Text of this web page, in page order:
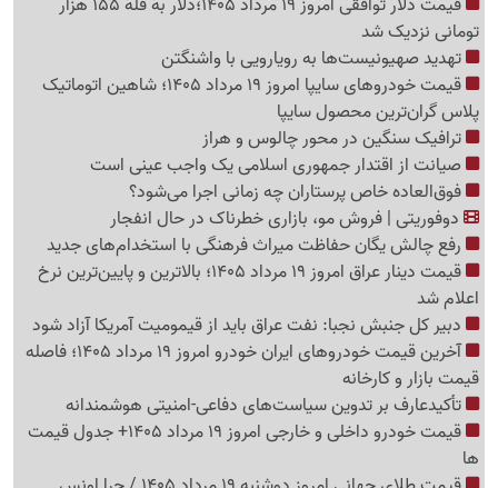
تومانی نزدیک شد
تهدید صهیونیست‌ها به رویارویی با واشنگتن
قیمت خودروهای سایپا امروز 19 مرداد 1405؛ شاهین اتوماتیک
پلاس گران‌ترین محصول سایپا
ترافیک سنگین در محور چالوس و هراز
صیانت از اقتدار جمهوری اسلامی یک واجب عینی است
فوق‌العاده خاص پرستاران چه زمانی اجرا می‌شود؟
دوفوریتی | فروش مو، بازاری خطرناک در حال انفجار
رفع چالش یگان حفاظت میراث فرهنگی با استخدام‌های جدید
قیمت دینار عراق امروز 19 مرداد 1405؛ بالاترین و پایین‌ترین نرخ
اعلام شد
دبیر کل جنبش نجبا: نفت عراق باید از قیمومیت آمریکا آزاد شود
آخرین قیمت خودروهای ایران خودرو امروز 19 مرداد 1405؛ فاصله
قیمت بازار و کارخانه
تأکیدعارف بر تدوین سیاست‌های دفاعی-امنیتی هوشمندانه
قیمت خودرو داخلی و خارجی امروز 19 مرداد 1405+ جدول قیمت
ها